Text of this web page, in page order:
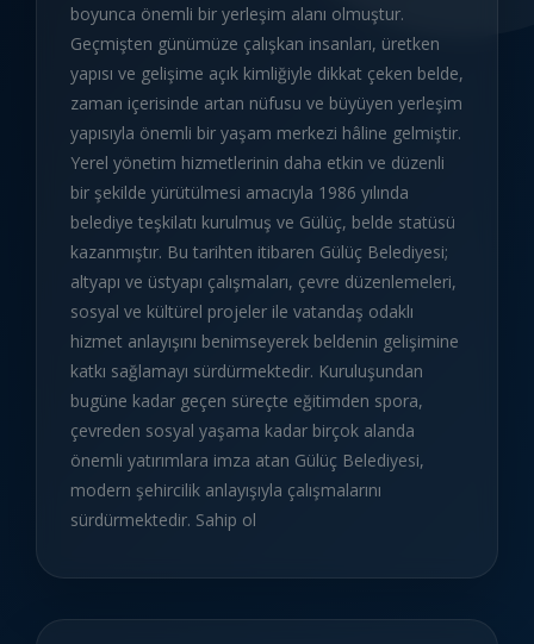
boyunca önemli bir yerleşim alanı olmuştur.
Geçmişten günümüze çalışkan insanları, üretken
yapısı ve gelişime açık kimliğiyle dikkat çeken belde,
zaman içerisinde artan nüfusu ve büyüyen yerleşim
yapısıyla önemli bir yaşam merkezi hâline gelmiştir.
Yerel yönetim hizmetlerinin daha etkin ve düzenli
bir şekilde yürütülmesi amacıyla 1986 yılında
belediye teşkilatı kurulmuş ve Gülüç, belde statüsü
kazanmıştır. Bu tarihten itibaren Gülüç Belediyesi;
altyapı ve üstyapı çalışmaları, çevre düzenlemeleri,
sosyal ve kültürel projeler ile vatandaş odaklı
hizmet anlayışını benimseyerek beldenin gelişimine
katkı sağlamayı sürdürmektedir. Kuruluşundan
bugüne kadar geçen süreçte eğitimden spora,
çevreden sosyal yaşama kadar birçok alanda
önemli yatırımlara imza atan Gülüç Belediyesi,
modern şehircilik anlayışıyla çalışmalarını
sürdürmektedir. Sahip ol